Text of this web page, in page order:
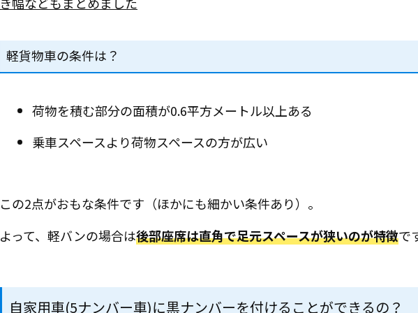
軽貨物車の条件は？
荷物を積む部分の面積が0.6平方メートル以上ある
乗車スペースより荷物スペースの方が広い
この2点がおもな条件です（ほかにも細かい条件あり）。
よって、軽バンの場合は後部座席は直角で足元スペースが狭いのが特徴で
自家用車(5ナンバー車)に黒ナンバーを付けることができるの？